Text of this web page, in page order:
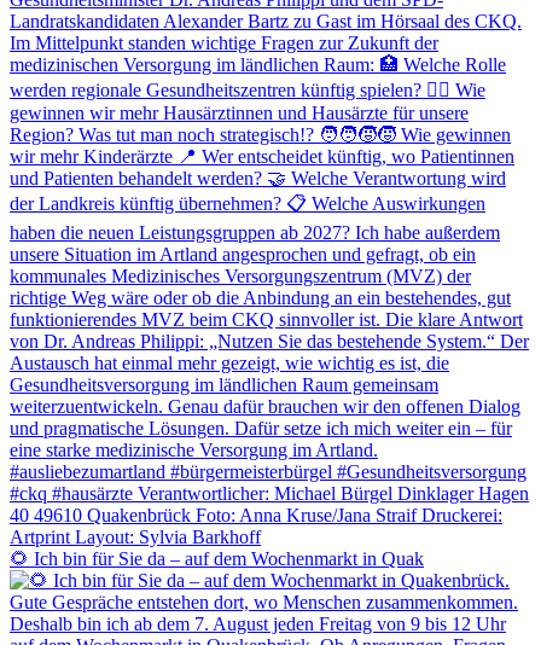
🌻 Ich bin für Sie da – auf dem Wochenmarkt in Quak